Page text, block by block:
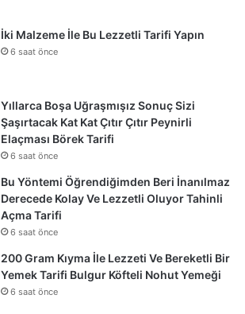
İki Malzeme İle Bu Lezzetli Tarifi Yapın
6 saat önce
Yıllarca Boşa Uğraşmışız Sonuç Sizi
Şaşırtacak Kat Kat Çıtır Çıtır Peynirli
Elaçması Börek Tarifi
6 saat önce
Bu Yöntemi Öğrendiğimden Beri İnanılmaz
Derecede Kolay Ve Lezzetli Oluyor Tahinli
Açma Tarifi
6 saat önce
200 Gram Kıyma İle Lezzeti Ve Bereketli Bir
Yemek Tarifi Bulgur Köfteli Nohut Yemeği
6 saat önce